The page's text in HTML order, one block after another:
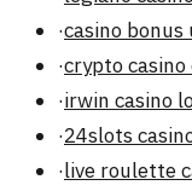
·casino
·crypto
·irwin casino
·24slots
·live roulette